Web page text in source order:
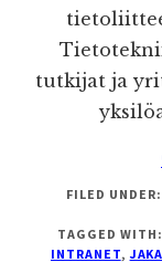
tutkijat ja
FILED UNDER:
TAGGED WITH:
INTRANET,